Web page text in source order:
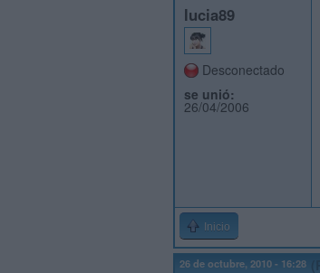
lucia89
Desconectado
se unió:
26/04/2006
Inicio
26 de octubre, 2010 - 16:28